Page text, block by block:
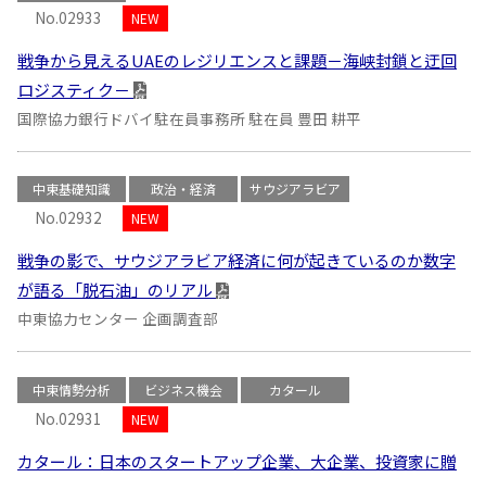
No.02933 NEW
戦争から見えるUAEのレジリエンスと課題－海峡封鎖と迂回
ロジスティク－
国際協力銀行ドバイ駐在員事務所 駐在員 豊田 耕平
中東基礎知識 政治・経済 サウジアラビア
No.02932 NEW
戦争の影で、サウジアラビア経済に何が起きているのか数字
が語る「脱石油」のリアル
中東協力センター 企画調査部
中東情勢分析 ビジネス機会 カタール
No.02931 NEW
カタール：日本のスタートアップ企業、大企業、投資家に贈